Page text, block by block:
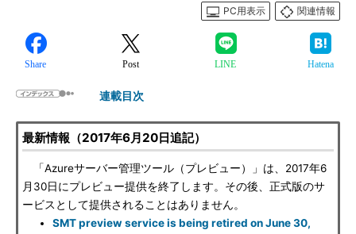
PC用表示
関連情報
Share Post LINE Hatena
連載目次
最新情報（2017年6月20日追記）
「Azureサーバー管理ツール（プレビュー）」は、2017年6
月30日にプレビュー提供を終了します。その後、正式版のサ
ービスとして提供されることはありません。
SMT preview service is being retired on June 30,